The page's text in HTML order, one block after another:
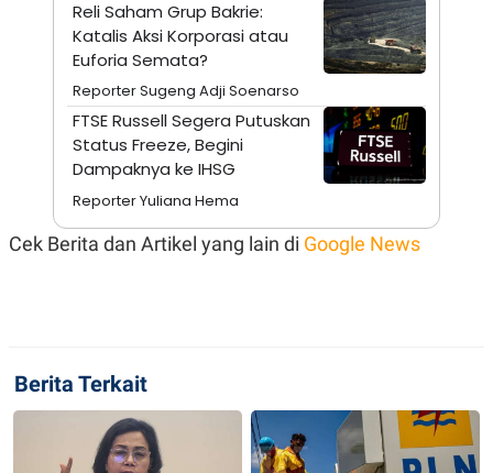
L
KANAL
Reli Saham Grup Bakrie:
Katalis Aksi Korporasi atau
Euforia Semata?
Reporter Sugeng Adji Soenarso
FTSE Russell Segera Putuskan
Status Freeze, Begini
Dampaknya ke IHSG
Reporter Yuliana Hema
Cek Berita dan Artikel yang lain di Google News
Berita Terkait